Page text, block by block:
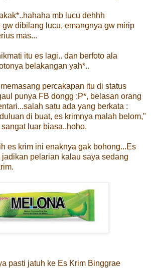
mb lucu dehhh
gw dibilang lucu, emangnya gw mirip
mas...
itu es lagi.. dan berfoto ala
belakangan yah*..
percakapan itu di status
punya FB dongg :P*, belasan orang
satu ada yang berkata :
di buat, es krimnya malah belom,"
luar biasa..hoho.
es krim ini enaknya gak bohong...Es
pelarian kalau saya sedang
pasti jatuh ke Es Krim Binggrae